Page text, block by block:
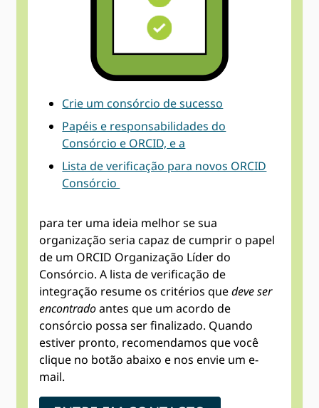
Crie um consórcio de sucesso
Papéis e responsabilidades do
Consórcio e ORCID, e a
Lista de verificação para novos ORCID
Consórcio
para ter uma ideia melhor se sua
organização seria capaz de cumprir o papel
de um ORCID Organização Líder do
Consórcio. A lista de verificação de
integração resume os critérios quedeve ser
encontradoantes que um acordo de
consórcio possa ser finalizado. Quando
estiver pronto, recomendamos que você
clique no botão abaixo e nos envie um e-
mail.